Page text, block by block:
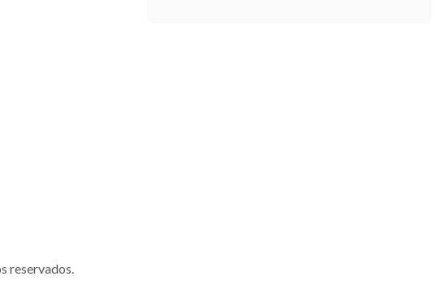
reservados.